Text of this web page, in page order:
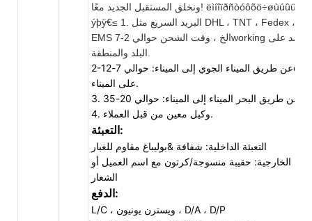
ونخلق المستقبل الجديد معًا! ëìíîïðñòóôõö÷øùúûü الشحن:
ýþÿ€≤ 1. البريد السريع مثل DHL ، TNT ، Fedex ، UPS ،
EMS الخ ، وقت الشحن حوالي 2-7working أيام يعتمد على
2-عن طريق الميناء الجوي إلى الميناء: حوالي 7-12days يعتمد
على الميناء.
4. وكيل معين من قبل العملاء.
التعبئة:
التعبئة الداخلية: شفافة &بوليباغ مقاوم للغبار
الخارجية: حقيبة منسوجة/كرتون مع اسم العميل أو
الشعار
الدفع:
L/C ، ويسترن يونيون ، D/A ، D/P